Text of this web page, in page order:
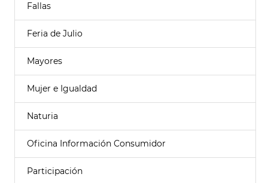
Fallas
Feria de Julio
Mayores
Mujer e Igualdad
Naturia
Oficina Información Consumidor
Participación